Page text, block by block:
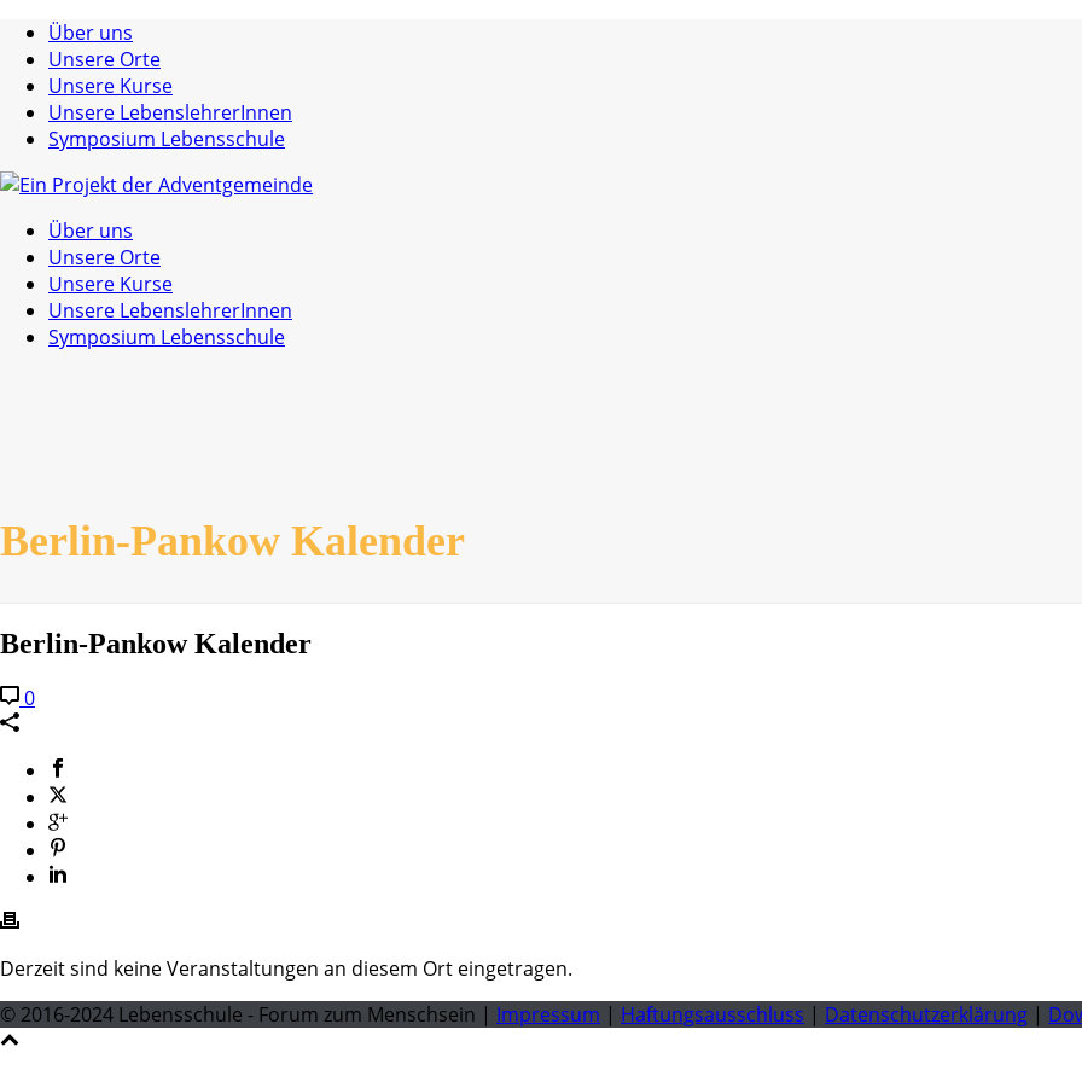
Über uns
Unsere Orte
Unsere Kurse
Unsere LebenslehrerInnen
Symposium Lebensschule
Über uns
Unsere Orte
Unsere Kurse
Unsere LebenslehrerInnen
Symposium Lebensschule
Berlin-Pankow Kalender
Berlin-Pankow Kalender
0
Derzeit sind keine Veranstaltungen an diesem Ort eingetragen.
© 2016-2024 Lebensschule - Forum zum Menschsein | Impressum | Haftungsausschluss | Datenschutzerklärung |